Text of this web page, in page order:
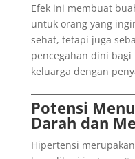
Efek ini membuat
untuk orang yang
sehat, tetapi juga
pencegahan dini
keluarga dengan
Potensi
Darah dan
Hipertensi